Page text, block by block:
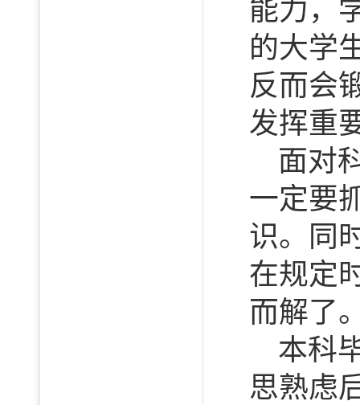
能力，
的大学
反而会
发挥重
面对
一定要
识。同
在规定
而解了
本科
思熟虑